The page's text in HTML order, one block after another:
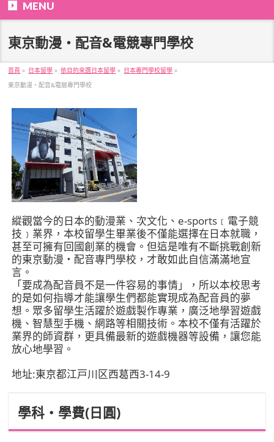
MENU
東京動漫・配音&電競專門學校
首頁 » 日本留學 » 依目的來選日本留學 » 日本專門學校留學 »
東京動漫・配音&電競專門學校
縱觀當今的日本的動漫業、次文化、e-sports﹝電子競
技﹞業界，本校留學生畢業後不僅能選擇在日本就職，
甚至可擁有回國創業的機會。但這是唯有不斷挑戰創新
的東京動漫・配音專門學校，才敢如此自信滿滿地宣
言。
「要成為配音員不是一件容易的事情」，所以本校思考
的是如何指導才能讓學生們都能實現成為配音員的夢
想。眾多留學生活躍於遊戲製作專業，廣泛地學習遊戲
機、智慧型手機、網路等相關技術。本校不僅有活躍於
業界的師資群，更具備最新的遊戲機器等設備，讓您能
放心地學習。
地址:東京都江戸川区西葛西3-14-9
學科‧學費(日圓)